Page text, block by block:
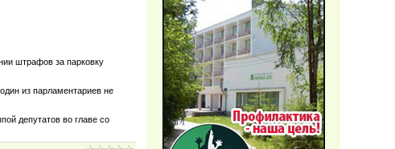
штрафов за парковку
из парламентариев не
депутатов во главе со